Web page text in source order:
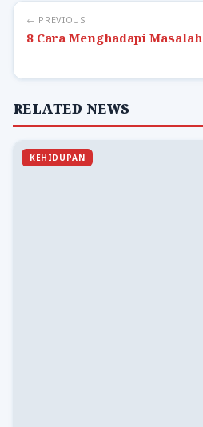
← PREVIOUS
8 Cara Menghadapi
RELATED NEWS
KEHIDUPAN